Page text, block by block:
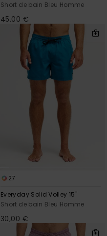
Short de bain Bleu Homme
45,00 €
27
Everyday Solid Volley 15"
Short de bain Bleu Homme
30,00 €